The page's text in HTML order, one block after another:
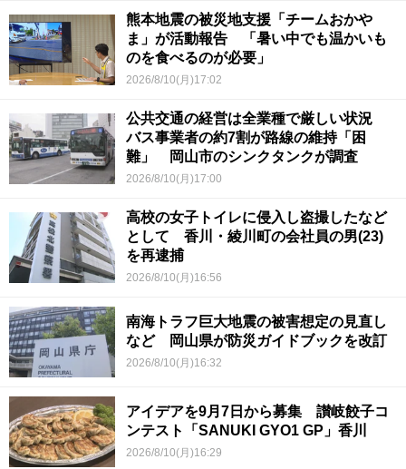
熊本地震の被災地支援「チームおかや
ま」が活動報告 「暑い中でも温かいも
のを食べるのが必要」
2026/8/10(月)17:02
公共交通の経営は全業種で厳しい状況
バス事業者の約7割が路線の維持「困
難」 岡山市のシンクタンクが調査
2026/8/10(月)17:00
高校の女子トイレに侵入し盗撮したなど
として 香川・綾川町の会社員の男(23)
を再逮捕
2026/8/10(月)16:56
南海トラフ巨大地震の被害想定の見直し
など 岡山県が防災ガイドブックを改訂
2026/8/10(月)16:32
アイデアを9月7日から募集 讃岐餃子コ
ンテスト「SANUKI GYO1 GP」香川
2026/8/10(月)16:29